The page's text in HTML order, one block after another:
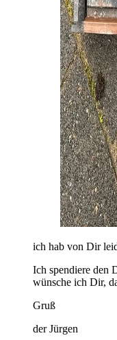
ich hab von Dir
Ich spendiere den
wünsche ich Dir,
Gruß
der Jürgen